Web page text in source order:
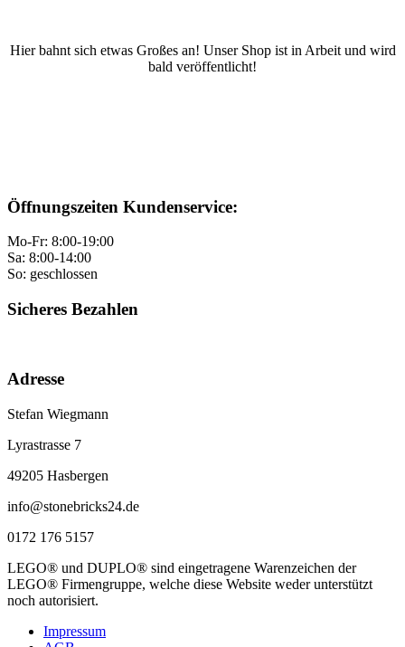
Hier bahnt sich etwas Großes an! Unser Shop ist in Arbeit und wird
bald veröffentlicht!
Öffnungszeiten Kundenservice:
Mo-Fr: 8:00-19:00
Sa: 8:00-14:00
So: geschlossen
Sicheres Bezahlen
Adresse
Stefan Wiegmann
Lyrastrasse 7
49205 Hasbergen
info@stonebricks24.de
0172 176 5157
LEGO® und DUPLO® sind eingetragene Warenzeichen der
LEGO® Firmengruppe, welche diese Website weder unterstützt
noch autorisiert.
Impressum